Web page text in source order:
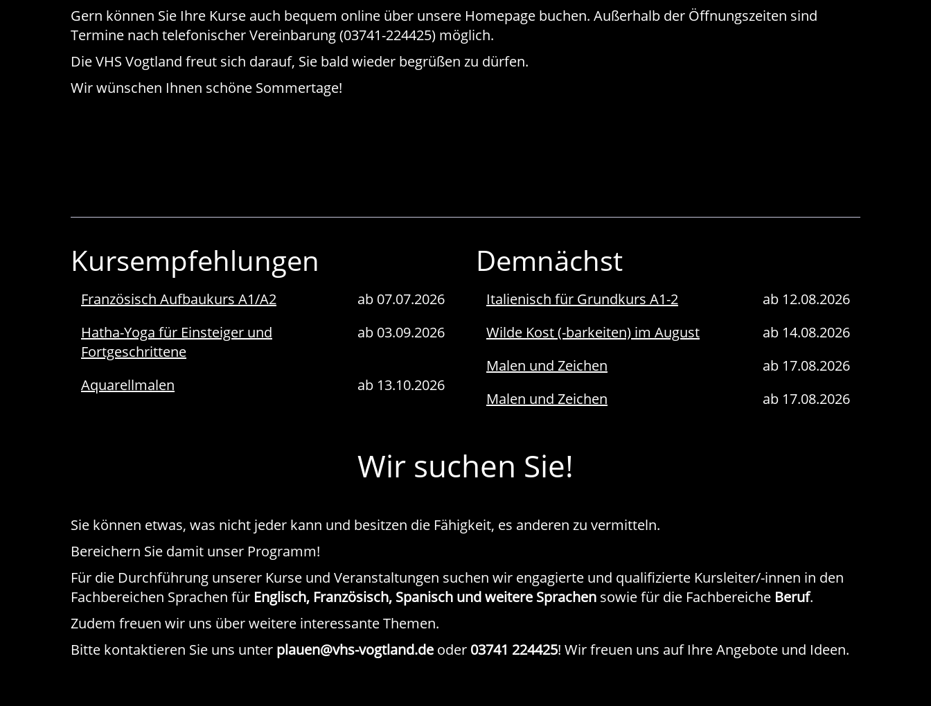
Gern können Sie Ihre Kurse auch bequem online über unsere Homepage buchen. Außerhalb der Öffnungszeiten sind
Termine nach telefonischer Vereinbarung (03741-224425) möglich.
Die VHS Vogtland freut sich darauf, Sie bald wieder begrüßen zu dürfen.
Wir wünschen Ihnen schöne Sommertage!
Kursempfehlungen
Französisch Aufbaukurs A1/A2
ab 07.07.2026
Hatha-Yoga für Einsteiger und
Fortgeschrittene
ab 03.09.2026
Aquarellmalen ab 13.10.2026
Demnächst
Italienisch für Grundkurs A1-2
ab 12.08.2026
Wilde Kost (-barkeiten) im August
ab 14.08.2026
Malen und Zeichen
ab 17.08.2026
Malen und Zeichen
ab 17.08.2026
Wir suchen Sie!
Sie können etwas, was nicht jeder kann und besitzen die Fähigkeit, es anderen zu vermitteln.
Bereichern Sie damit unser Programm!
Für die Durchführung unserer Kurse und Veranstaltungen suchen wir engagierte und qualifizierte Kursleiter/-innen in den
Fachbereichen Sprachen für Englisch, Französisch, Spanisch und weitere Sprachen sowie für die Fachbereiche Beruf.
Zudem freuen wir uns über weitere interessante Themen.
Bitte kontaktieren Sie uns unter plauen@vhs-vogtland.de oder 03741 224425! Wir freuen uns auf Ihre Angebote und Ideen.